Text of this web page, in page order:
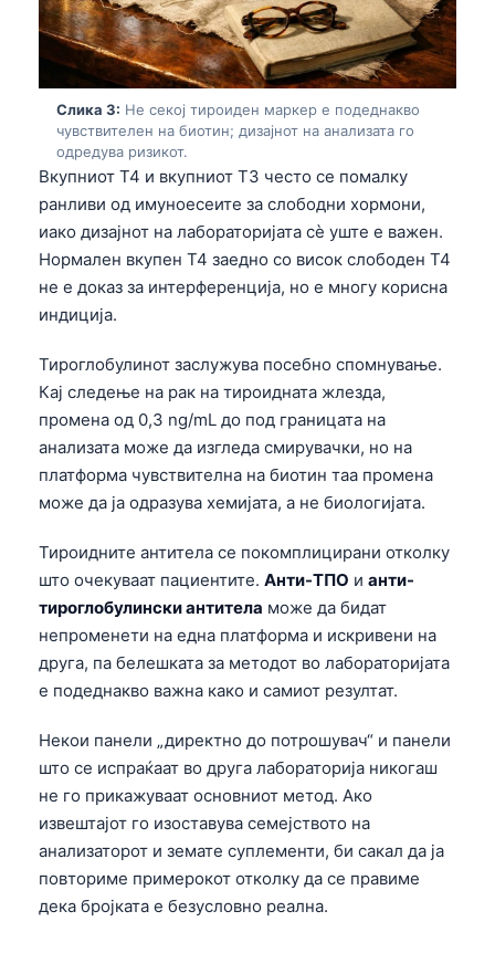
Слика 3: Не секој тироиден маркер е подеднакво
чувствителен на биотин; дизајнот на анализата го
одредува ризикот.
Вкупниот T4 и вкупниот T3 често се помалку
ранливи од имуноесеите за слободни хормони,
иако дизајнот на лабораторијата сè уште е важен.
Нормален вкупен T4 заедно со висок слободен T4
не е доказ за интерференција, но е многу корисна
индиција.
Тироглобулинот заслужува посебно спомнување.
Кај следење на рак на тироидната жлезда,
промена од 0,3 ng/mL до под границата на
анализата може да изгледа смирувачки, но на
платформа чувствителна на биотин таа промена
може да ја одразува хемијата, а не биологијата.
Тироидните антитела се покомплицирани отколку
што очекуваат пациентите. Анти-ТПО и анти-
тироглобулински антитела може да бидат
непроменети на една платформа и искривени на
друга, па белешката за методот во лабораторијата
е подеднакво важна како и самиот резултат.
Некои панели „директно до потрошувач“ и панели
што се испраќаат во друга лабораторија никогаш
не го прикажуваат основниот метод. Ако
извештајот го изоставува семејството на
анализаторот и земате суплементи, би сакал да ја
повториме примерокот отколку да се правиме
дека бројката е безусловно реална.